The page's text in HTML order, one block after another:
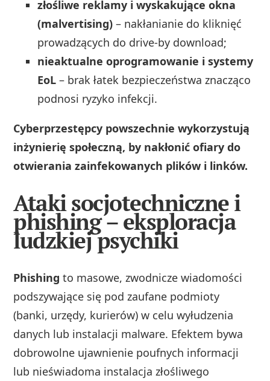
złośliwe reklamy i wyskakujące okna
(malvertising) – nakłanianie do kliknięć
prowadzących do drive‑by download;
nieaktualne oprogramowanie i systemy
EoL – brak łatek bezpieczeństwa znacząco
podnosi ryzyko infekcji.
Cyberprzestępcy powszechnie wykorzystują
inżynierię społeczną, by nakłonić ofiary do
otwierania zainfekowanych plików i linków.
Ataki socjotechniczne i
phishing – eksploracja
ludzkiej psychiki
Phishing to masowe, zwodnicze wiadomości
podszywające się pod zaufane podmioty
(banki, urzędy, kurierów) w celu wyłudzenia
danych lub instalacji malware. Efektem bywa
dobrowolne ujawnienie poufnych informacji
lub nieświadoma instalacja złośliwego